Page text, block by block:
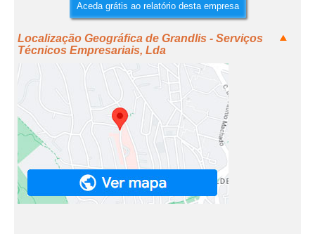
Aceda grátis ao relatório desta empresa
Localização Geográfica de Grandlis - Serviços
Técnicos Empresariais, Lda